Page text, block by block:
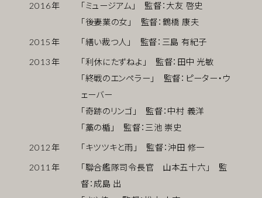
2016年
「ミュージアム」 監督：大友 啓史
「後妻業の女」 監督：鶴橋 康夫
2015年
「繕い裁つ人」 監督：三島 有紀子
2013年
「利休にたずねよ」 監督：田中 光敏
「終戦のエンペラー」 監督：ピーター・ウ
ェーバー
「奇跡のリンゴ」 監督：中村 義洋
「藁の楯」 監督：三池 崇史
2012年
「キツツキと雨」 監督：沖田 修一
2011 年
「聯合艦隊司令長官 山本五十六」 監
督：成島 出